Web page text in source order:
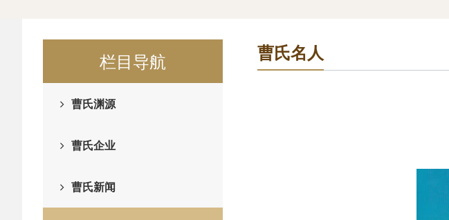
栏目导航
曹氏渊源
曹氏企业
曹氏新闻
曹氏名人